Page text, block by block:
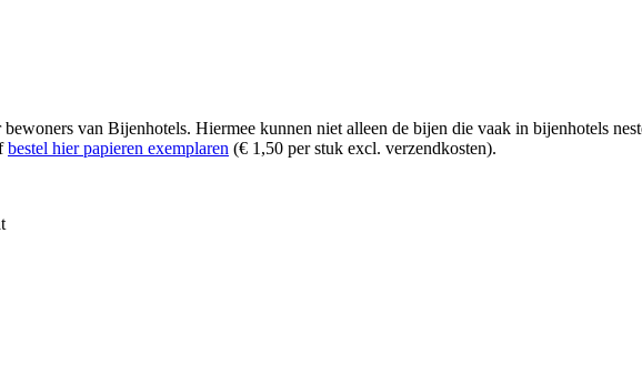
van Bijenhotels. Hiermee kunnen niet alleen de bijen die vaak in bijenhotels
bestel hier papieren exemplaren (€ 1,50 per stuk excl. verzendkosten).